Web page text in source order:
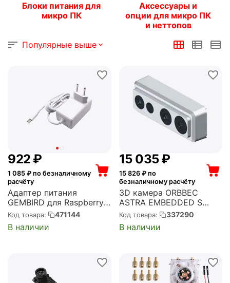
Блоки питания для
микро ПК
Аксессуары и
опции для микро ПК
и неттопов
Популярные выше
‍922‍ ₽
1 085 ₽ по безналичному
расчёту
Адаптер питания
GEMBIRD для Raspberry
Pi 4B, Pi 5, Белый, 5.1V,
5A, 25,5Вт, Кабель 1.5 m,
USB Type-C output jack
Код товара: 471144
В наличии
15 035₽
15 826₽ по
безналичному расчёту
3D камера ORBBEC
ASTRA EMBEDDED S
(OBAstraEmbeddedS)
Код товара: 337290
В наличии